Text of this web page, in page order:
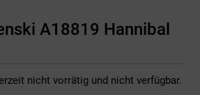
A18819 Hannibal
nicht vorrätig und nicht verfügbar.